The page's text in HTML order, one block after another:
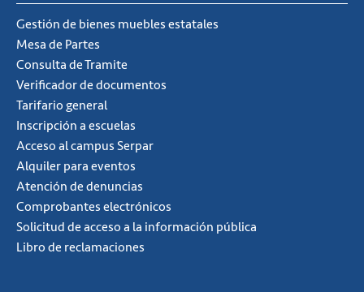
Gestión de bienes muebles estatales
Mesa de Partes
Consulta de Tramite
Verificador de documentos
Tarifario general
Inscripción a escuelas
Acceso al campus Serpar
Alquiler para eventos
Atención de denuncias
Comprobantes electrónicos
Solicitud de acceso a la información pública
Libro de reclamaciones